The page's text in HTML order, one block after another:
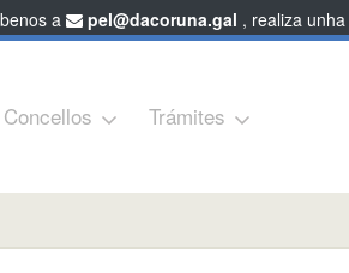
Concellos Trámites
a pel@dacoruna.gal , realiza unha